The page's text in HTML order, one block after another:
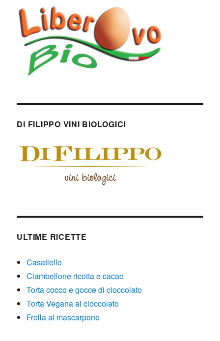
DI FILIPPO VINI BIOLOGICI
ULTIME RICETTE
Casatiello
Ciambellone ricotta e cacao
Torta cocco e gocce di cioccolato
Torta Vegana al cioccolato
Frolla al mascarpone